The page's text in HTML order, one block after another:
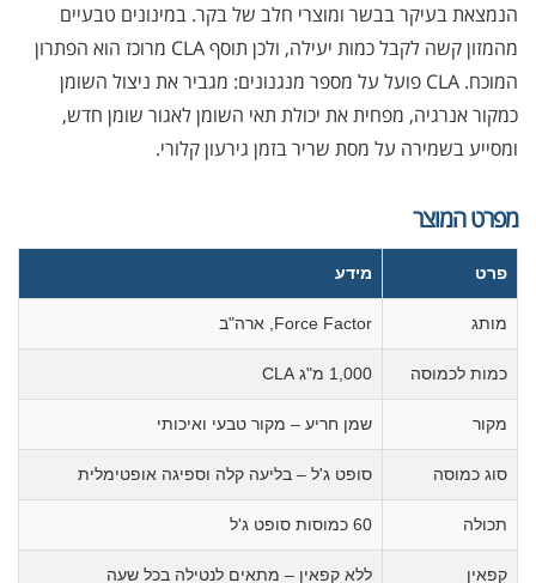
הנמצאת בעיקר בבשר ומוצרי חלב של בקר. במינונים טבעיים
מהמזון קשה לקבל כמות יעילה, ולכן תוסף CLA מרוכז הוא הפתרון
המוכח. CLA פועל על מספר מנגנונים: מגביר את ניצול השומן
כמקור אנרגיה, מפחית את יכולת תאי השומן לאגור שומן חדש,
ומסייע בשמירה על מסת שריר בזמן גירעון קלורי.
מפרט המוצר
פרט מידע
מותג Force Factor, ארה"ב
כמות לכמוסה 1,000 מ"ג CLA
מקור שמן חריע – מקור טבעי ואיכותי
סוג כמוסה סופט ג'ל – בליעה קלה וספיגה אופטימלית
תכולה 60 כמוסות סופט ג'ל
קפאין ללא קפאין – מתאים לנטילה בכל שעה